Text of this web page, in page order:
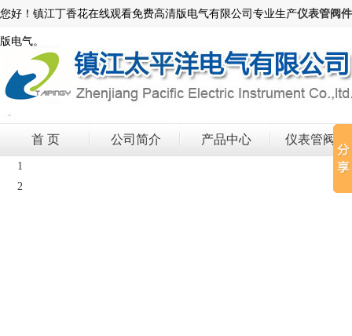
您好！镇江丁香花在线观看免费高清版电气有限公司专业生产仪表管阀件
版电气。
首 页 公司简介 产品中心 仪表管阀件
1
2